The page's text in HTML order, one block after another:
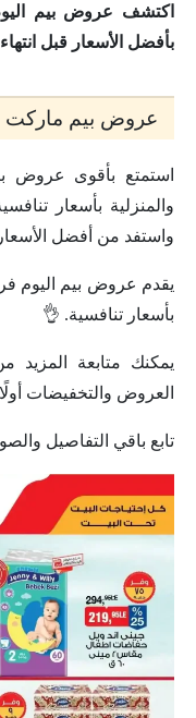
بأفضل الأسعار قبل
عروض بيم ماركت
استمتع بأقوى عروض
والمنزلية بأسعار
واستفد من أفضل
يقدم عروض بيم اليوم
بأسعار تنافسية. 👌
يمكنك متابعة المزيد
العروض والتخفيضات
تابع باقي التفاصيل